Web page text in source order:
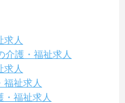
求人
介護・福祉求人
求人
祉求人
福祉求人